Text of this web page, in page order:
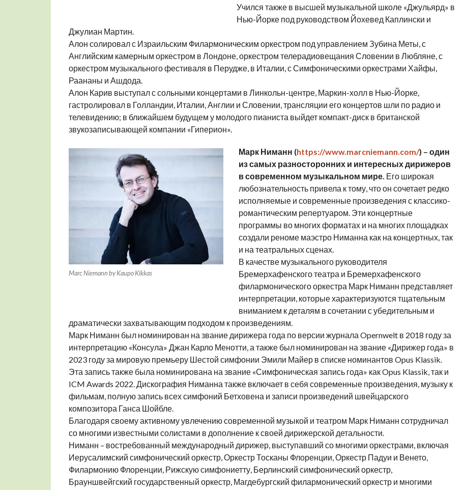
Учился также в высшей музыкальной школе «Джульярд» в
Нью-Йорке под руководством Йохевед Каплински и
Джулиан Мартин.
Алон солировал с Израильским Филармоническим оркестром под управлением Зубина Меты, с
Английским камерным оркестром в Лондоне, оркестром телерадиовещания Словении в Любляне, с
оркестром музыкального фестиваля в Перудже, в Италии, с Симфоническими оркестрами Хайфы,
Раананы и Ашдода.
Алон Карив выступал с сольными концертами в Линкольн-центре, Маркин-холл в Нью-Йорке,
гастролировал в Голландии, Италии, Англии и Словении, трансляции его концертов шли по радио и
телевидению; в ближайшем будущем у молодого пианиста выйдет компакт-диск в британской
звукозаписывающей компании «Гиперион».
Marc Niemann by Kaupo Kikkas
Марк Ниманн (https://www.marcniemann.com/) – один
из самых разносторонних и интересных дирижеров
в современном музыкальном мире. Его широкая
любознательность привела к тому, что он сочетает редко
исполняемые и современные произведения с классико-
романтическим репертуаром. Эти концертные
программы во многих форматах и на многих площадках
создали реноме маэстро Ниманна как на концертных, так
и на театральных сценах.
В качестве музыкального руководителя
Бремерхафенского театра и Бремерхафенского
филармонического оркестра Марк Ниманн представляет
интерпретации, которые характеризуются тщательным
вниманием к деталям в сочетании с убедительным и
драматически захватывающим подходом к произведениям.
Марк Ниманн был номинирован на звание дирижера года по версии журнала Opernwelt в 2018 году за
интерпретацию «Консула» Джан Карло Менотти, а также был номинирован на звание «Дирижер года» в
2023 году за мировую премьеру Шестой симфонии Эмили Майер в списке номинантов Opus Klassik.
Эта запись также была номинирована на звание «Симфоническая запись года» как Opus Klassik, так и
ICM Awards 2022. Дискография Ниманна также включает в себя современные произведения, музыку к
фильмам, полную запись всех симфоний Бетховена и записи произведений швейцарского
композитора Ганса Шойбле.
Благодаря своему активному увлечению современной музыкой и театром Марк Ниманн сотрудничал
со многими известными солистами в дополнение к своей дирижерской детальности.
Ниманн – востребованный международный дирижер, выступавший со многими оркестрами, включая
Иерусалимский симфонический оркестр, Оркестр Тосканы Флоренции, Оркестр Падуи и Венето,
Филармонию Флоренции, Рижскую симфониетту, Берлинский симфонический оркестр,
Брауншвейгский государственный оркестр, Магдебургский филармонический оркестр и многими